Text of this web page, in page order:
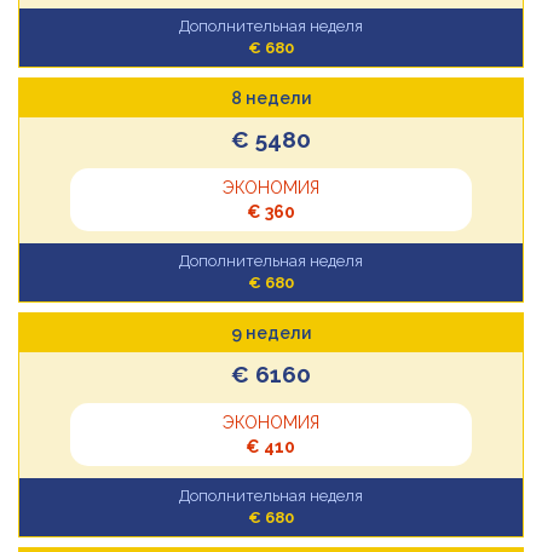
Дополнительная неделя
€ 680
8 недели
€ 5480
ЭКОНОМИЯ
€ 360
Дополнительная неделя
€ 680
9 недели
€ 6160
ЭКОНОМИЯ
€ 410
Дополнительная неделя
€ 680